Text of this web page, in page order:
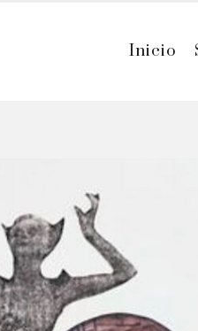
Inicio